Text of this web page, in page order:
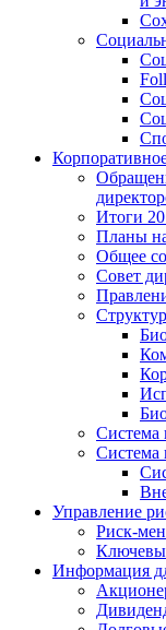
Итоги
Планы
Общее
Совет
Система
Система
Управление
Риск-
Информация